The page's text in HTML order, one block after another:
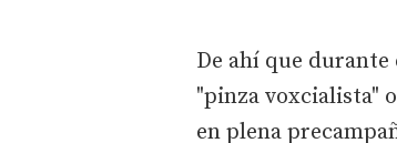
De ahí que
"pinza voxcialista"
en plena